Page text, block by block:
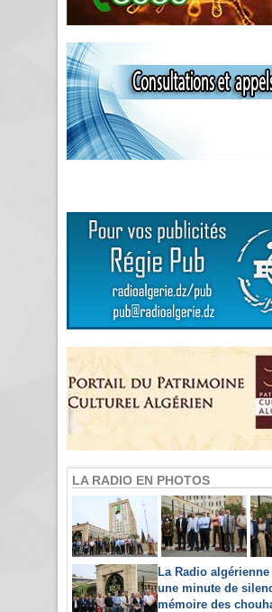
LA RADIO EN PHOTOS
La Radio
une minute de
mémoire des